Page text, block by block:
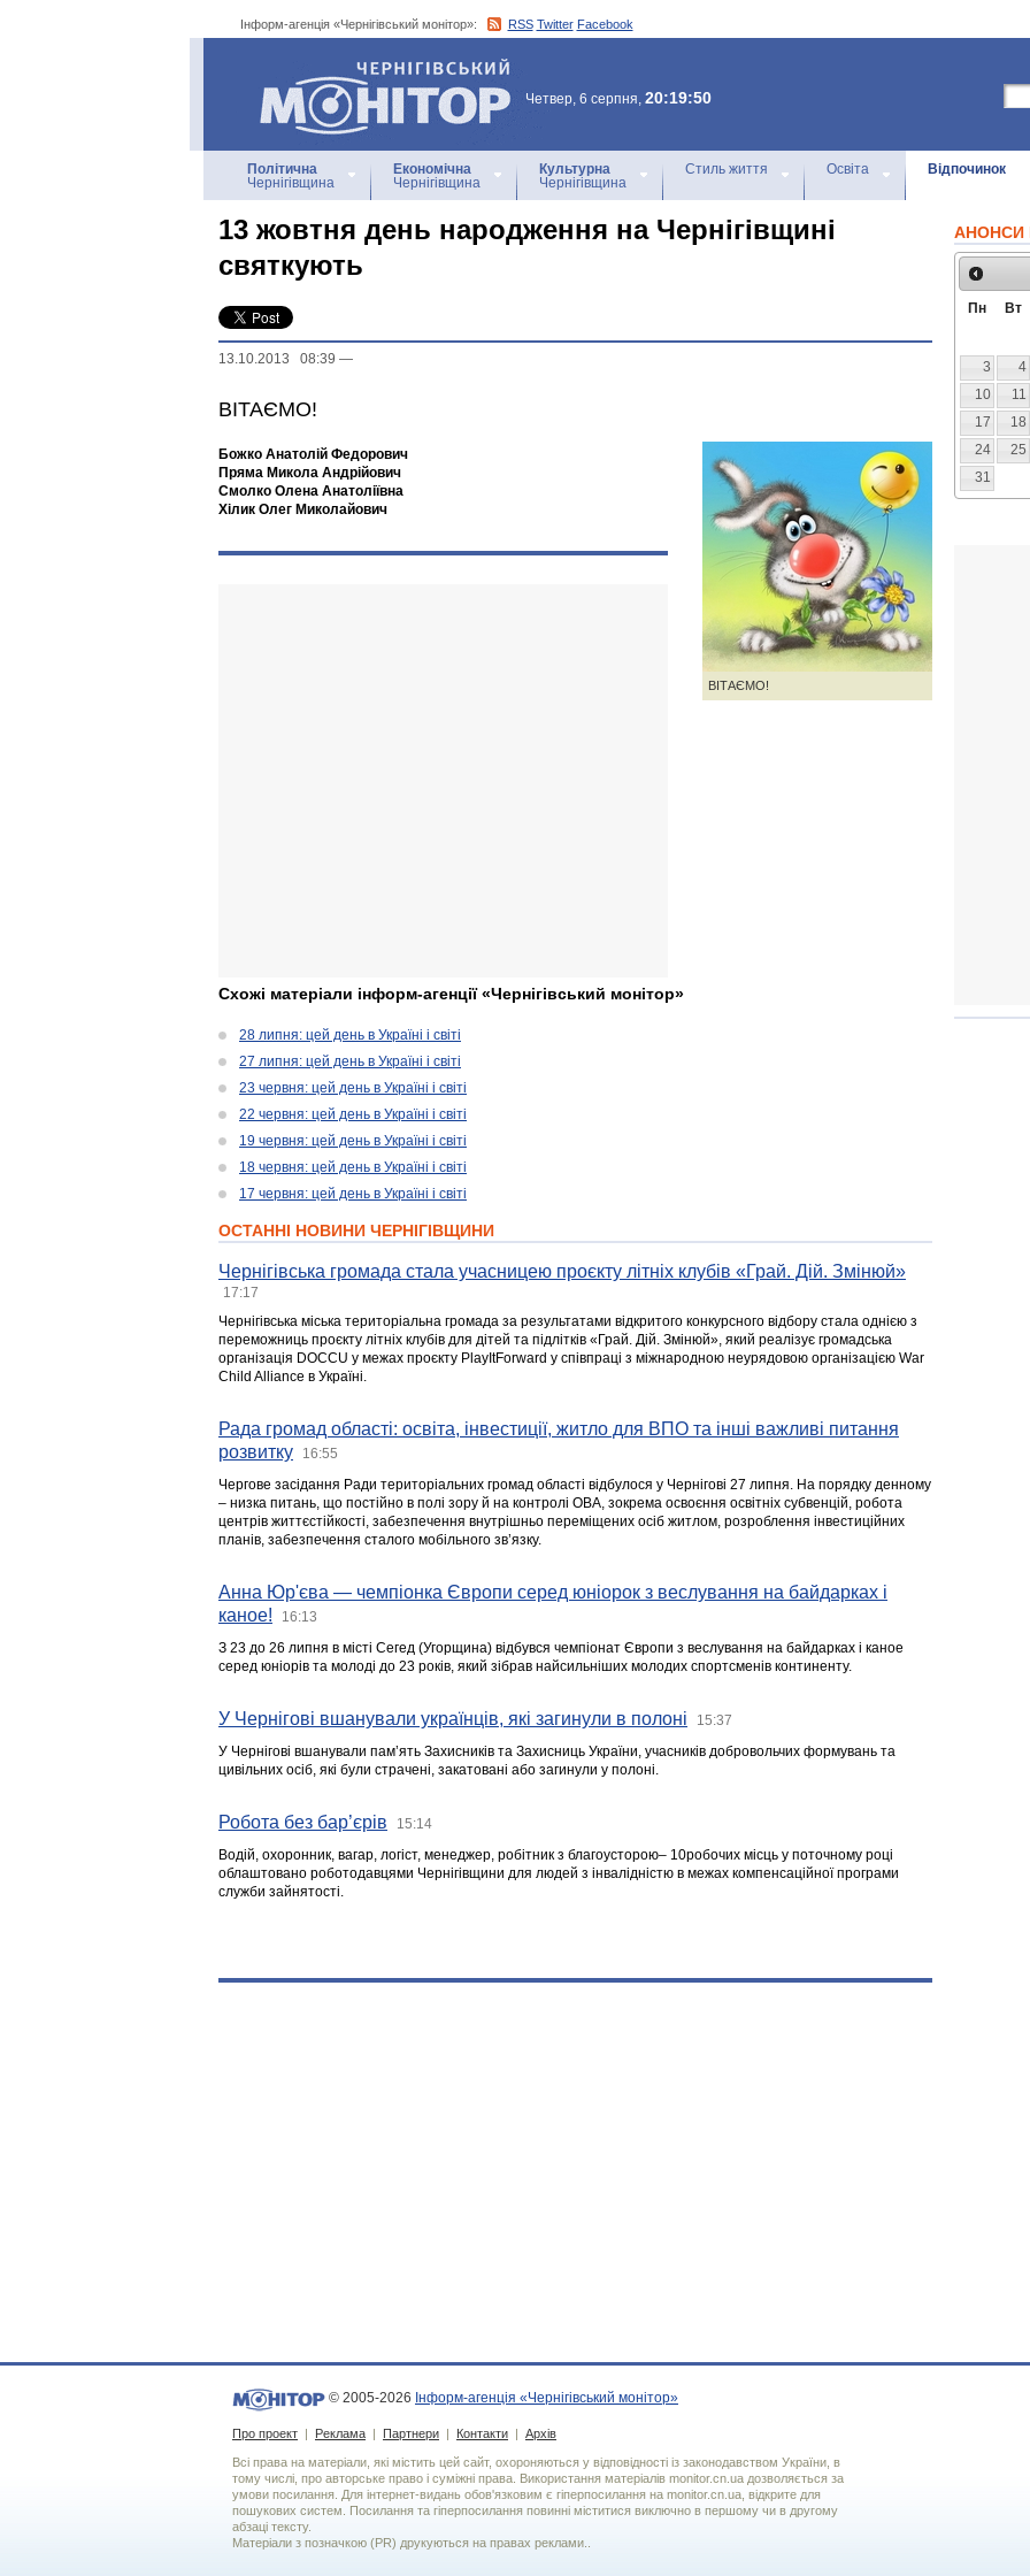
Інформ-агенція «Чернігівський монітор»: RSS Twitter Facebook
Інформ-агенція
«Чернігівський монітор»
Четвер, 6 серпня, 20:19:50
Політична
Чернігівщина
Економічна
Чернігівщина
Культурна
Чернігівщина
Стиль життя Освіта Відпочинок
13 жовтня день народження на Чернігівщині
святкують
13.10.2013 08:39 —
ВІТАЄМО!
ВІТАЄМО!
Божко Анатолій Федорович
Пряма Микола Андрійович
Смолко Олена Анатоліївна
Хілик Олег Миколайович
Схожі матеріали інформ-агенції «Чернігівський монітор»
28 липня: цей день в Україні і світі
27 липня: цей день в Україні і світі
23 червня: цей день в Україні і світі
22 червня: цей день в Україні і світі
19 червня: цей день в Україні і світі
18 червня: цей день в Україні і світі
17 червня: цей день в Україні і світі
ОСТАННІ НОВИНИ ЧЕРНІГІВЩИНИ
Чернігівська громада стала учасницею проєкту літніх клубів «Грай. Дій. Змінюй»
17:17
Чернігівська міська територіальна громада за результатами відкритого конкурсного відбору стала однією з
переможниць проєкту літніх клубів для дітей та підлітків «Грай. Дій. Змінюй», який реалізує громадська
організація DOCCU у межах проєкту PlayItForward у співпраці з міжнародною неурядовою організацією War
Child Alliance в Україні.
Рада громад області: освіта, інвестиції, житло для ВПО та інші важливі питання
розвитку
16:55
Чергове засідання Ради територіальних громад області відбулося у Чернігові 27 липня. На порядку денному
– низка питань, що постійно в полі зору й на контролі ОВА, зокрема освоєння освітніх субвенцій, робота
центрів життєстійкості, забезпечення внутрішньо переміщених осіб житлом, розроблення інвестиційних
планів, забезпечення сталого мобільного зв’язку.
Анна Юр'єва — чемпіонка Європи серед юніорок з веслування на байдарках і
каное!
16:13
З 23 до 26 липня в місті Сегед (Угорщина) відбувся чемпіонат Європи з веслування на байдарках і каное
серед юніорів та молоді до 23 років, який зібрав найсильніших молодих спортсменів континенту.
У Чернігові вшанували українців, які загинули в полоні 15:37
У Чернігові вшанували пам’ять Захисників та Захисниць України, учасників добровольчих формувань та
цивільних осіб, які були страчені, закатовані або загинули у полоні.
Робота без бар’єрів 15:14
Водій, охоронник, вагар, логіст, менеджер, робітник з благоусторою– 10робочих місць у поточному році
облаштовано роботодавцями Чернігівщини для людей з інвалідністю в межах компенсаційної програми
служби зайнятості.
АНОНСИ
Пн Вт
3
4
10
11
17
18
24
25
31
© 2005-2026 Інформ-агенція «Чернігівський монітор»
Про проект | Реклама | Партнери | Контакти | Архів
Всі права на матеріали, які містить цей сайт, охороняються у відповідності із законодавством України, в
тому числі, про авторське право і суміжні права. Використання матерiалiв monitor.cn.ua дозволяється за
умови посилання. Для iнтернет-видань обов'язковим є гiперпосилання на monitor.cn.ua, відкрите для
пошукових систем. Посилання та гіперпосилання повинні міститися виключно в першому чи в другому
абзаці тексту.
Матеріали з позначкою (PR) друкуються на правах реклами..